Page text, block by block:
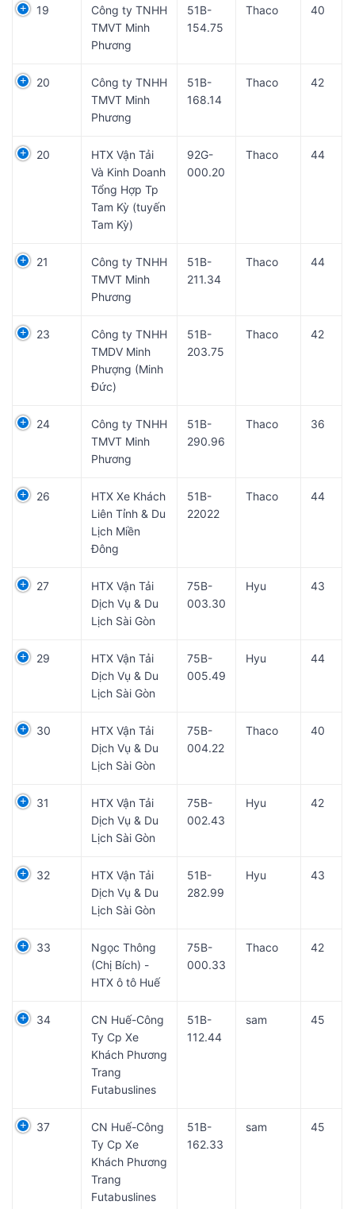
19
Công ty TNHH
TMVT Minh
Phương
51B-
154.75
Thaco 40
20
Công ty TNHH
TMVT Minh
Phương
51B-
168.14
Thaco 42
20
HTX Vận Tải
Và Kinh Doanh
Tổng Hợp Tp
Tam Kỳ (tuyến
Tam Kỳ)
92G-
000.20
Thaco 44
21
Công ty TNHH
TMVT Minh
Phương
51B-
211.34
Thaco 44
23
Công ty TNHH
TMDV Minh
Phượng (Minh
Đức)
51B-
203.75
Thaco 42
24
Công ty TNHH
TMVT Minh
Phương
51B-
290.96
Thaco 36
26
HTX Xe Khách
Liên Tỉnh & Du
Lịch Miền
Đông
51B-
22022
Thaco 44
27
HTX Vận Tải
Dịch Vụ & Du
Lịch Sài Gòn
75B-
003.30
Hyu 43
29
HTX Vận Tải
Dịch Vụ & Du
Lịch Sài Gòn
75B-
005.49
Hyu 44
30
HTX Vận Tải
Dịch Vụ & Du
Lịch Sài Gòn
75B-
004.22
Thaco 40
31
HTX Vận Tải
Dịch Vụ & Du
Lịch Sài Gòn
75B-
002.43
Hyu 42
32
HTX Vận Tải
Dịch Vụ & Du
Lịch Sài Gòn
51B-
282.99
Hyu 43
33
Ngọc Thông
(Chị Bích) -
HTX ô tô Huế
75B-
000.33
Thaco 42
34
CN Huế-Công
Ty Cp Xe
Khách Phương
Trang
Futabuslines
51B-
112.44
sam 45
37
CN Huế-Công
Ty Cp Xe
Khách Phương
Trang
Futabuslines
51B-
162.33
sam 45